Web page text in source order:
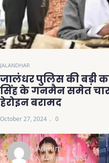
JALANDHAR
जालंधर पुलिस की बड़ी
सिंह के गनमैन समेत
हेरोइन बरामद
October 27, 2024 0
Admin
November 6, 2024